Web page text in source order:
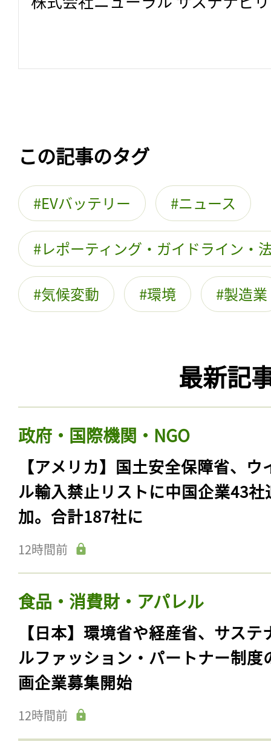
この記事のタグ
EVバッテリー ニュース
レポーティング・ガイドライン・
気候変動 環境 製造業
最新記
政府・国際機関・NGO
【アメリカ】国土安全保障省、ウ
ル輸入禁止リストに中国企業43社
加。合計187社に
12時間前
食品・消費財・アパレル
【日本】環境省や経産省、サステ
ルファッション・パートナー制度
画企業募集開始
12時間前